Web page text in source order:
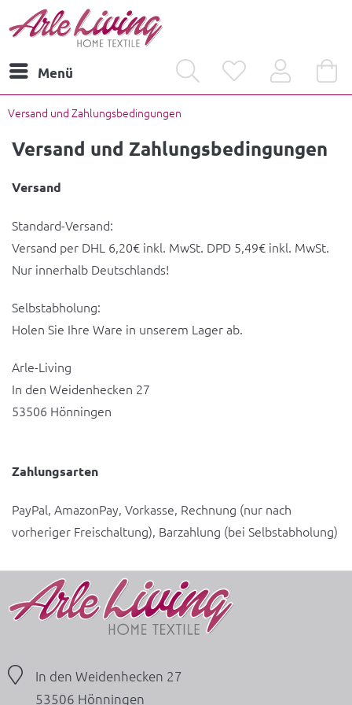
Menü
Versand und Zahlungsbedingungen
Versand und Zahlungsbedingungen
Versand
Standard-Versand:
Versand per DHL 6,20€ inkl. MwSt. DPD 5,49€ inkl. MwSt.
Nur innerhalb Deutschlands!
Selbstabholung:
Holen Sie Ihre Ware in unserem Lager ab.
Arle-Living
In den Weidenhecken 27
53506 Hönningen
Zahlungsarten
PayPal, AmazonPay, Vorkasse, Rechnung (nur nach
vorheriger Freischaltung), Barzahlung (bei Selbstabholung)
In den Weidenhecken 27
53506 Hönningen